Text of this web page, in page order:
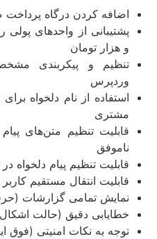
اضافه کردن درگاه پرداخت
پشتیبانی از واحدهای پولی
و هزار تومان
تنظیم و پیکربندی
وردپرس
استفاده از نام دلخواه
مشتری
قابلیت تنظیم متن‌های
ناموفق
قابلیت تنظیم پیام دلخواه
قابلیت انتقال مستقیم
نمایش تمامی گزارشات
خطایابی دقیق (حالت
توجه به نکات امنیتی (فوق